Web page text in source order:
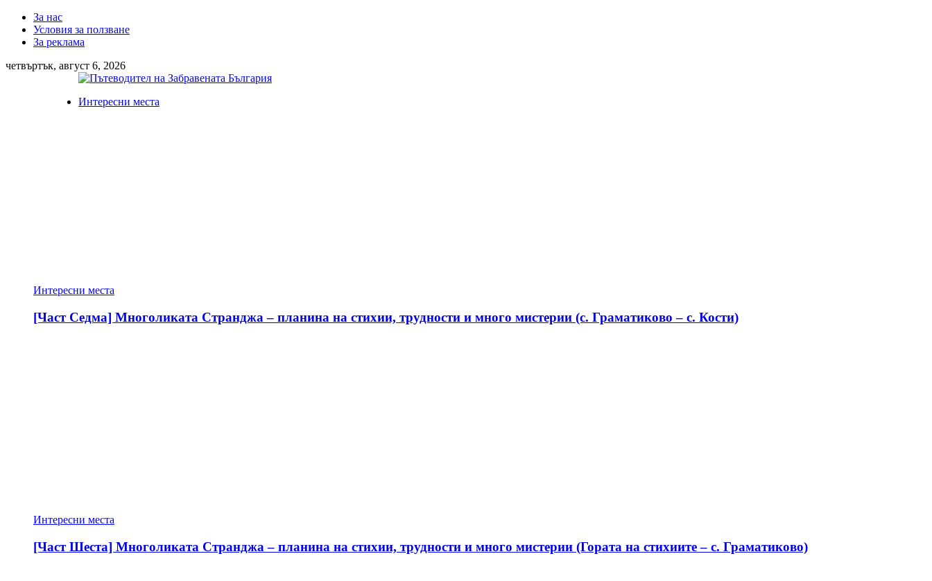
За нас
Условия за ползване
За реклама
четвъртък, август 6, 2026
Интересни места
Интересни места
[Част Седма] Многоликата Странджа – планина на стихии, трудности и много мистерии (с. Граматиково – с. Кости)
Интересни места
[Част Шеста] Многоликата Странджа – планина на стихии, трудности и много мистерии (Гората на стихиите – с. Граматиково)